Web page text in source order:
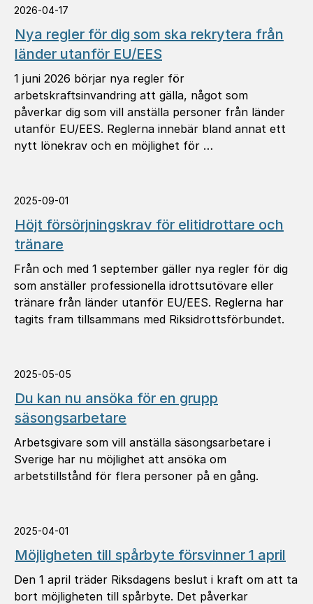
2026-04-17
Nya regler för dig som ska rekrytera från
länder utanför EU/EES
1 juni 2026 börjar nya regler för
arbetskraftsinvandring att gälla, något som
påverkar dig som vill anställa personer från länder
utanför EU/EES. Reglerna innebär bland annat ett
nytt lönekrav och en möjlighet för …
2025-09-01
Höjt försörjningskrav för elitidrottare och
tränare
Från och med 1 september gäller nya regler för dig
som anställer professionella idrottsutövare eller
tränare från länder utanför EU/EES. Reglerna har
tagits fram tillsammans med Riksidrottsförbundet.
2025-05-05
Du kan nu ansöka för en grupp
säsongsarbetare
Arbetsgivare som vill anställa säsongsarbetare i
Sverige har nu möjlighet att ansöka om
arbetstillstånd för flera personer på en gång.
2025-04-01
Möjligheten till spårbyte försvinner 1 april
Den 1 april träder Riksdagens beslut i kraft om att ta
bort möjligheten till spårbyte. Det påverkar